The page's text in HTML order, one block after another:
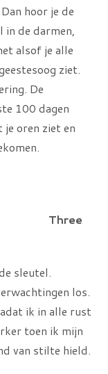
hoor je de
de darmen,
alsof je alle
ziet.
De
100 dagen
oren ziet en
sleutel.
los.
ik in alle rust
toen ik mijn
van stilte hield.